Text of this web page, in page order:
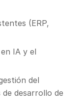
(ERP,
IA y el
del
desarrollo de